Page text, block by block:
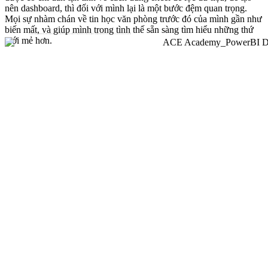
nên dashboard, thì đối với mình lại là một bước đệm quan trọng.
Mọi sự nhàm chán về tin học văn phòng trước đó của mình gần như
biến mất, và giúp mình trong tình thế sẵn sàng tìm hiểu những thứ
mới mẻ hơn.